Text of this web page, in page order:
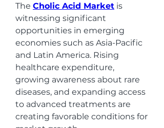
The Cholic Acid Market is
witnessing significant
opportunities in emerging
economies such as Asia-Pacific
and Latin America. Rising
healthcare expenditure,
growing awareness about rare
diseases, and expanding access
to advanced treatments are
creating favorable conditions for